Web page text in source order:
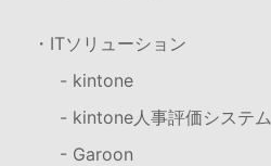
・ITソリューション
- kintone
- kintone人事評価システム
- Garoon